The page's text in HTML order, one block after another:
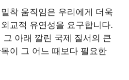
착 움직임은 우리에게 더욱
교적 유연성을 요구합니다.
그 아래 깔린 국제 질서의 큰
이 그 어느 때보다 필요한